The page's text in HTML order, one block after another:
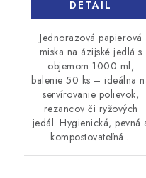
DETAIL
Jednorazová papierová
miska na ázijské jedlá s
objemom 1000 ml,
balenie 50 ks – ideálna
servírovanie polievok,
rezancov či ryžových
jedál. Hygienická, pevná
kompostovateľná...